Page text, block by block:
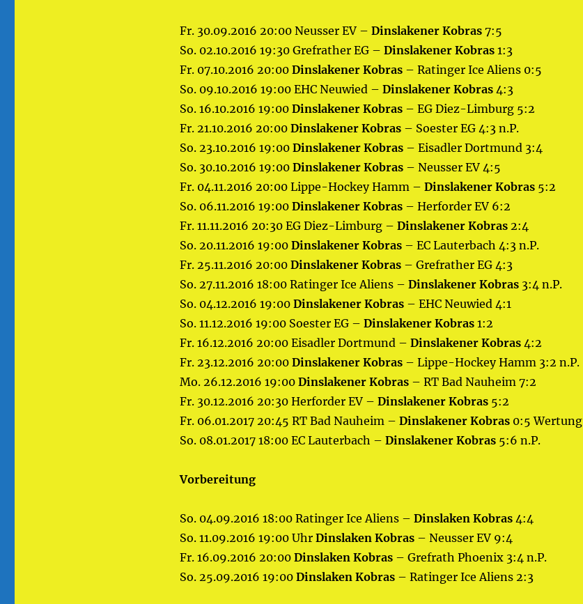
Fr. 30.09.2016 20:00 Neusser EV – Dinslakener Kobras 7:5
So. 02.10.2016 19:30 Grefrather EG – Dinslakener Kobras 1:3
Fr. 07.10.2016 20:00 Dinslakener Kobras– Ratinger Ice Aliens 0:5
So. 09.10.2016 19:00 EHC Neuwied – Dinslakener Kobras 4:3
So. 16.10.2016 19:00 Dinslakener Kobras– EG Diez-Limburg 5:2
Fr. 21.10.2016 20:00 Dinslakener Kobras– Soester EG 4:3 n.P.
So. 23.10.2016 19:00 Dinslakener Kobras– Eisadler Dortmund 3:4
So. 30.10.2016 19:00 Dinslakener Kobras– Neusser EV 4:5
Fr. 04.11.2016 20:00 Lippe-Hockey Hamm – Dinslakener Kobras 5:2
So. 06.11.2016 19:00 Dinslakener Kobras– Herforder EV 6:2
Fr. 11.11.2016 20:30 EG Diez-Limburg – Dinslakener Kobras 2:4
So. 20.11.2016 19:00 Dinslakener Kobras– EC Lauterbach 4:3 n.P.
Fr. 25.11.2016 20:00 Dinslakener Kobras – Grefrather EG 4:3
So. 27.11.2016 18:00 Ratinger Ice Aliens – Dinslakener Kobras 3:4 n.P.
So. 04.12.2016 19:00 Dinslakener Kobras– EHC Neuwied 4:1
So. 11.12.2016 19:00 Soester EG – Dinslakener Kobras 1:2
Fr. 16.12.2016 20:00 Eisadler Dortmund – Dinslakener Kobras4:2
Fr. 23.12.2016 20:00 Dinslakener Kobras– Lippe-Hockey Hamm 3:2 n.P.
Mo. 26.12.2016 19:00 Dinslakener Kobras– RT Bad Nauheim 7:2
Fr. 30.12.2016 20:30 Herforder EV – Dinslakener Kobras 5:2
Fr. 06.01.2017 20:45 RT Bad Nauheim – Dinslakener Kobras 0:5 Wertung
So. 08.01.2017 18:00 EC Lauterbach – Dinslakener Kobras 5:6 n.P.
Vorbereitung
So. 04.09.2016 18:00 Ratinger Ice Aliens – Dinslaken Kobras4:4
So. 11.09.2016 19:00 Uhr Dinslaken Kobras– Neusser EV 9:4
Fr. 16.09.2016 20:00 Dinslaken Kobras– Grefrath Phoenix 3:4 n.P.
So. 25.09.2016 19:00 Dinslaken Kobras– Ratinger Ice Aliens 2:3